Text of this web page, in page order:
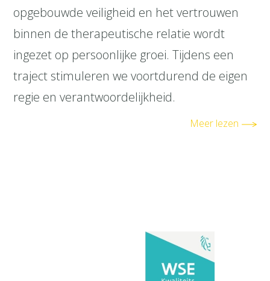
opgebouwde veiligheid en het vertrouwen
binnen de therapeutische relatie wordt
ingezet op persoonlijke groei. Tijdens een
traject stimuleren we voortdurend de eigen
regie en verantwoordelijkheid.
Meer lezen